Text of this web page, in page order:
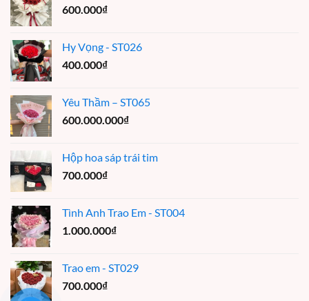
600.000₫
Hy Vọng - ST026
400.000₫
Yêu Thầm – ST065
600.000.000₫
Hộp hoa sáp trái tim
700.000₫
Tình Anh Trao Em - ST004
1.000.000₫
Trao em - ST029
700.000₫